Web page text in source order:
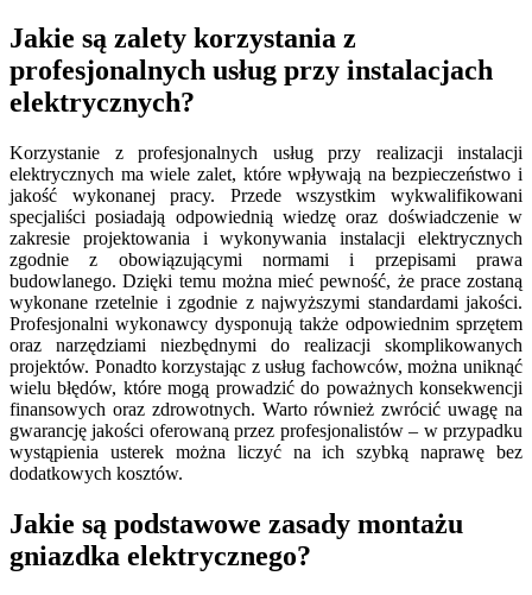
Jakie są zalety korzystania z
profesjonalnych usług przy instalacjach
elektrycznych?
Korzystanie z profesjonalnych usług przy realizacji instalacji
elektrycznych ma wiele zalet, które wpływają na bezpieczeństwo i
jakość wykonanej pracy. Przede wszystkim wykwalifikowani
specjaliści posiadają odpowiednią wiedzę oraz doświadczenie w
zakresie projektowania i wykonywania instalacji elektrycznych
zgodnie z obowiązującymi normami i przepisami prawa
budowlanego. Dzięki temu można mieć pewność, że prace zostaną
wykonane rzetelnie i zgodnie z najwyższymi standardami jakości.
Profesjonalni wykonawcy dysponują także odpowiednim sprzętem
oraz narzędziami niezbędnymi do realizacji skomplikowanych
projektów. Ponadto korzystając z usług fachowców, można uniknąć
wielu błędów, które mogą prowadzić do poważnych konsekwencji
finansowych oraz zdrowotnych. Warto również zwrócić uwagę na
gwarancję jakości oferowaną przez profesjonalistów – w przypadku
wystąpienia usterek można liczyć na ich szybką naprawę bez
dodatkowych kosztów.
Jakie są podstawowe zasady montażu
gniazdka elektrycznego?